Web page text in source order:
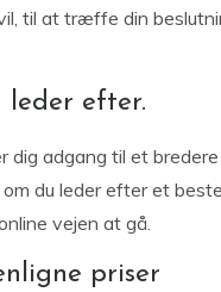
til at træffe din
leder efter.
dig adgang til et
du leder efter et
vejen at gå.
priser